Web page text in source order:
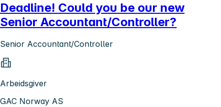
Deadline! Could you be our new
Senior Accountant/Controller?
Senior Accountant/Controller
Arbeidsgiver
GAC Norway AS